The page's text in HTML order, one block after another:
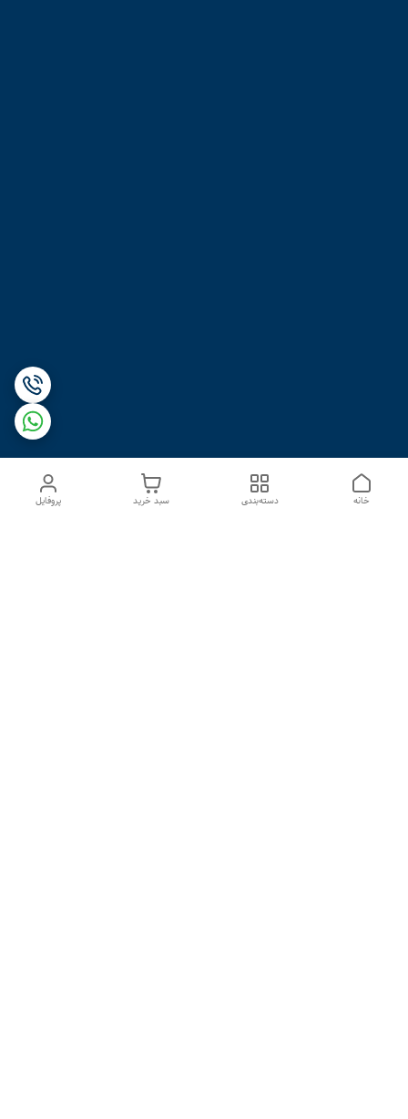
پروفایل سبد خرید دسته‌بندی خانه